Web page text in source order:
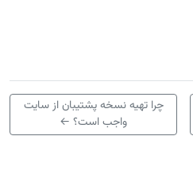
چرا تهیه نسخه پشتیبان از سایت
واجب است؟ ←